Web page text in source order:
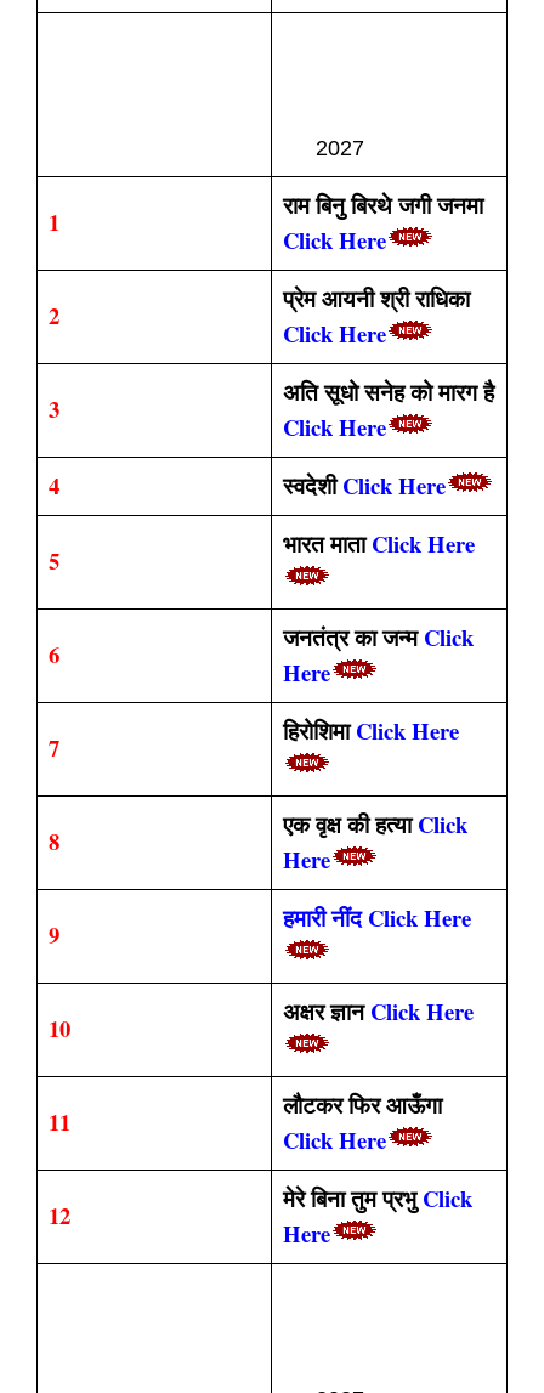
2027
1
राम बिनु बिरथे जगी जनमा
Click Here
2
प्रेम आयनी श्री राधिका
Click Here
3
अति सूधो सनेह को मारग है
Click Here
4
स्वदेशीClick Here
5
भारत माताClick Here
6
जनतंत्र का जन्मClick
Here
7
हिरोशिमाClick Here
8
एक वृक्ष की हत्याClick
Here
9
हमारी नींद Click Here
10
अक्षर ज्ञानClick Here
11
लौटकर फिर आऊँगा
Click Here
12
मेरे बिना तुम प्रभुClick
Here